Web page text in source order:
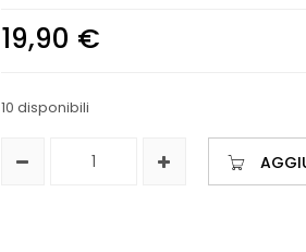
19,90 €
10 disponibili